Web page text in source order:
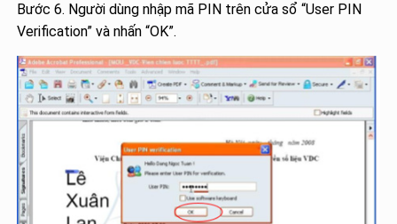
Bước 6. Người dùng nhập mã PIN trên cửa sổ “User PIN
Verification” và nhấn “OK”.